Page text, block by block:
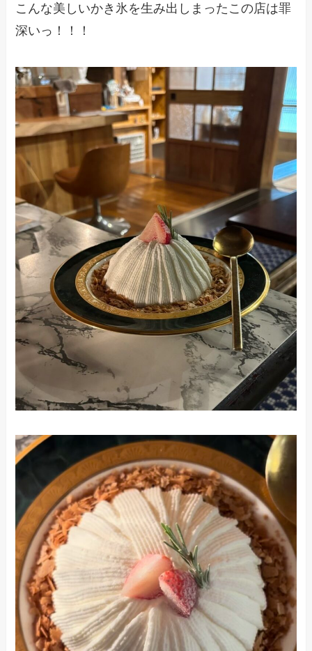
こんな美しいかき氷を生み出しまったこの店は罪
深いっ！！！